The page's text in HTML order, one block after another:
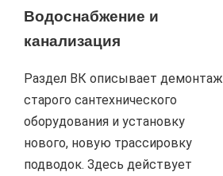
Водоснабжение и
канализация
Раздел ВК описывает демонтаж
старого сантехнического
оборудования и установку
нового, новую трассировку
подводок. Здесь действует